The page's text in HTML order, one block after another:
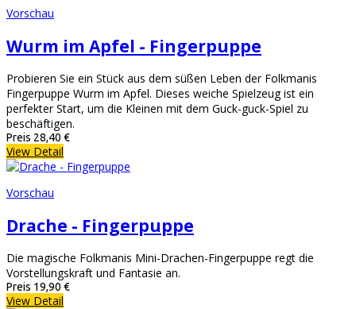
Vorschau
Wurm im Apfel - Fingerpuppe
Probieren Sie ein Stück aus dem süßen Leben der Folkmanis
Fingerpuppe Wurm im Apfel. Dieses weiche Spielzeug ist ein
perfekter Start, um die Kleinen mit dem Guck-guck-Spiel zu
beschäftigen.
Preis 28,40 €
View Detail
Vorschau
Drache - Fingerpuppe
Die magische Folkmanis Mini-Drachen-Fingerpuppe regt die
Vorstellungskraft und Fantasie an.
Preis 19,90 €
View Detail